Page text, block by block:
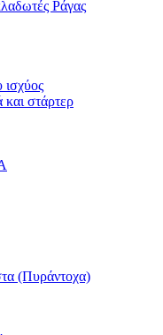
Ράγας
ισχύος
και στάρτερ
(Πυράντοχα)